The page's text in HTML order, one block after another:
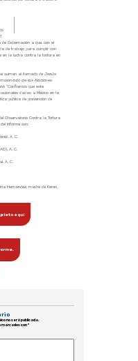
Gobernación a que, con el
de trabajo para cumplir con
en la lucha contra la tortura en
suman al llamado de Jesús
de las Naciones
“Confiamos que este
dadas a México en la
pública de prevención de
Observatorio Contra la Tortura
Informe son:
A. C.
A. C.
A. C.
Hernández, madre de Keren,
aquí
no será publicada.
marcados con*